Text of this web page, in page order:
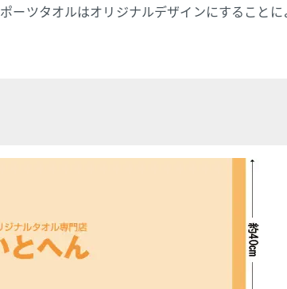
ーツタオルはオリジナルデザインにすること